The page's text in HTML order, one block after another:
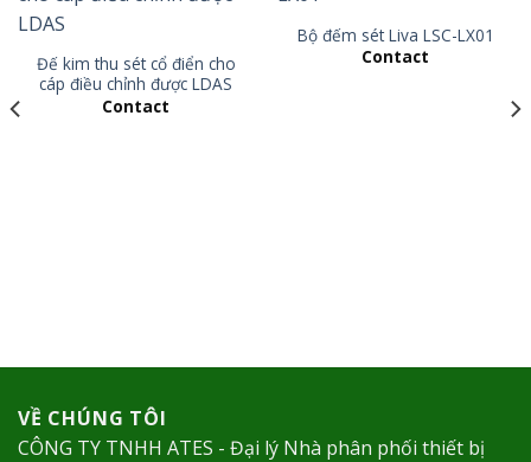
Đế kim thu sét cổ điển cho
cáp điều chỉnh được LDAS
Contact
Bộ đếm sét Liva LSC-LX01
Contact
VỀ CHÚNG TÔI
CÔNG TY TNHH ATES - Đại lý Nhà phân phối thiết bị